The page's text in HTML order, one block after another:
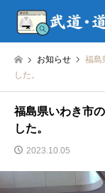
お知らせ
福島
した。
福島県いわき市
した。
2023.10.05